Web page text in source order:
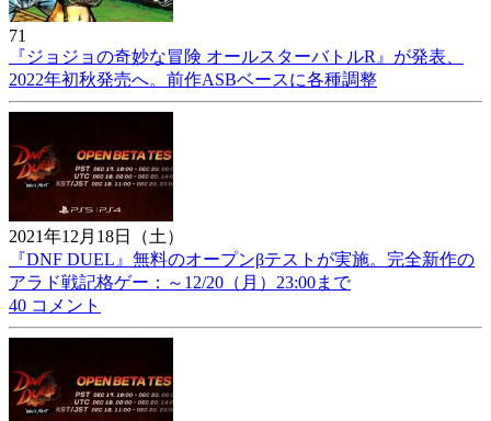
71
『ジョジョの奇妙な冒険 オールスターバトルR』が発表、
2022年初秋発売へ。前作ASBベースに各種調整
2021年12月18日（土）
『DNF DUEL』無料のオープンβテストが実施。完全新作の
アラド戦記格ゲー：～12/20（月）23:00まで
40 コメント